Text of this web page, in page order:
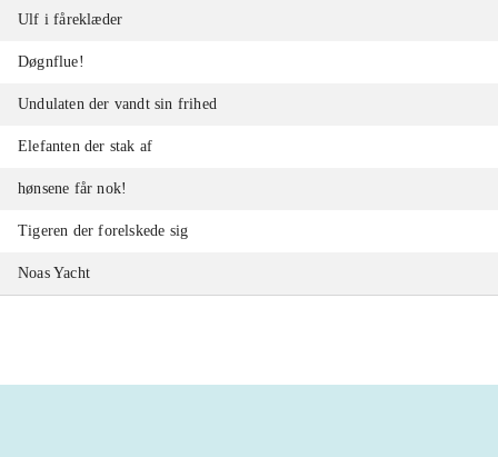
Ulf i fåreklæder
Døgnflue!
Undulaten der vandt sin frihed
Elefanten der stak af
hønsene får nok!
Tigeren der forelskede sig
Noas Yacht